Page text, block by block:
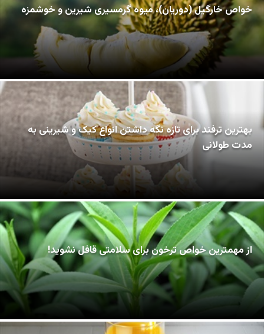
خواص خارگیل (دوریان)، میوه گرمسیری شیرین و خوشمزه
بهترین ترفند برای تازه نگه داشتن انواع کیک و شیرینی به
مدت طولانی
از مهمترین خواص ترخون برای سلامتی قافل نشوید!